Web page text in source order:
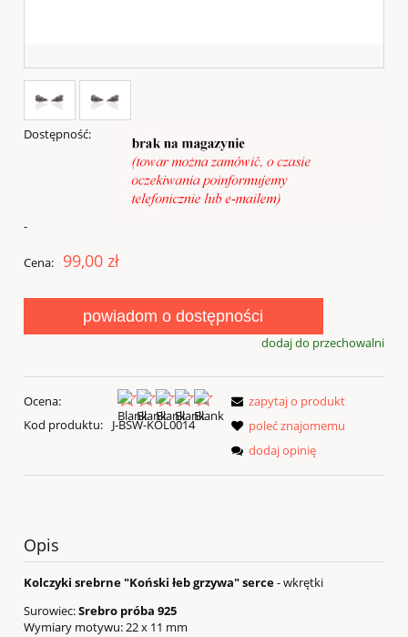
Dostępność:
-
Cena: 99,00 zł
powiadom o dostępności
dodaj do przechowalni
Ocena:
Kod produktu:
J-BSW-KOL0014
zapytaj o produkt
poleć znajomemu
dodaj opinię
Opis
Kolczyki srebrne "Koński łeb grzywa" serce- wkrętki
Surowiec:Srebro próba 925
Wymiary motywu: 22 x 11 mm